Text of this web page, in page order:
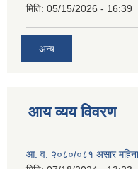
मिति: 05/15/2026 - 16:39
अन्य
आय व्यय विवरण
आ. व. २०८०/०८१ असार